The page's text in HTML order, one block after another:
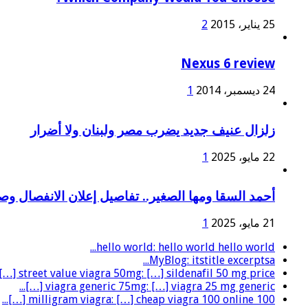
25 يناير، 2015 2
Nexus 6 review
24 ديسمبر، 2014 1
زلزال عنيف جديد يضرب مصر ولبنان ولا أضرار
22 مايو، 2025 1
أحمد السقا ومها الصغير.. تفاصيل إعلان الانفصال
21 مايو، 2025
1
hello world: hello world hello world...
MyBlog: itstitle excerptsa...
street value viagra 50mg: […] sildenafil 50 mg price […]...
viagra generic 75mg: […] viagra 25 mg generic […]...
100 milligram viagra: […] cheap viagra 100 online […]...